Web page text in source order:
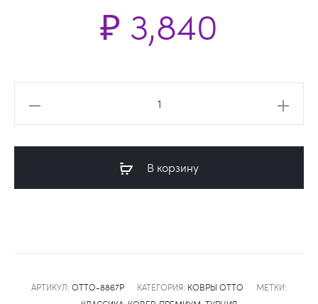
₽ 3,840
В корзину
АРТИКУЛ: OTTO-8867P КАТЕГОРИЯ: КОВРЫ OTTO
МЕТКИ: